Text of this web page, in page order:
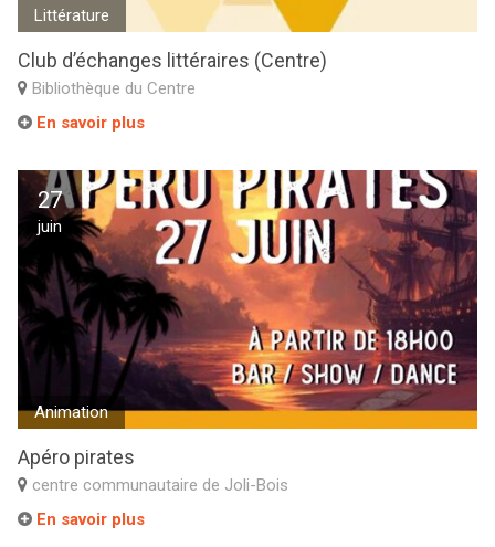
Littérature
Club d’échanges littéraires (Centre)
Bibliothèque du Centre
En savoir plus
27
juin
Animation
Apéro pirates
centre communautaire de Joli-Bois
En savoir plus